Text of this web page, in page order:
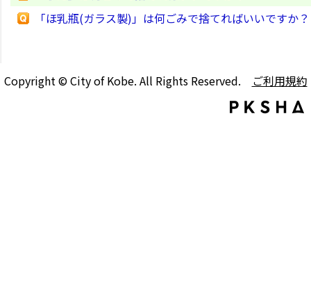
「ほ乳瓶(ガラス製)」は何ごみで捨てればいいですか？
Copyright © City of Kobe. All Rights Reserved. ご利用規約